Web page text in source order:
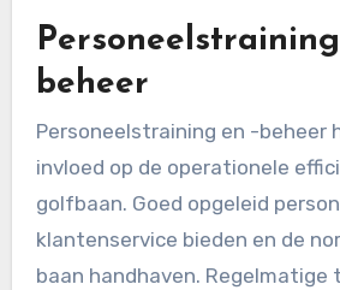
beheer
Personeelstraining en -beheer
invloed op de operationele
golfbaan. Goed opgeleid
klantenservice bieden en de
baan handhaven. Regelmatige